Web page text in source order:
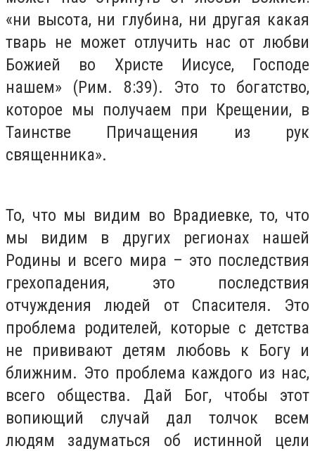
«ни высота, ни глубина, ни другая какая
тварь не может отлучить нас от любви
Божией во Христе Иисусе, Господе
нашем» (Рим. 8:39). Это то богатство,
которое мы получаем при Крещении, в
Таинстве Причащения из рук
священника».
То, что мы видим во Врадиевке, то, что
мы видим в других регионах нашей
Родины и всего мира – это последствия
грехопадения, это последствия
отчуждения людей от Спасителя. Это
проблема родителей, которые с детства
не прививают детям любовь к Богу и
ближним. Это проблема каждого из нас,
всего общества. Дай Бог, чтобы этот
вопиющий случай дал толчок всем
людям задуматься об истинной цели